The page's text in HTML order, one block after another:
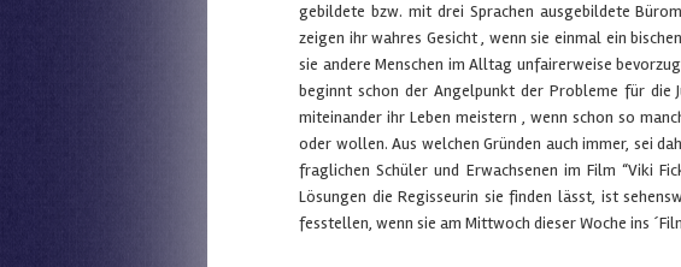
gebildete bzw. mit drei Sprachen ausgebildete
zeigen ihr wahres Gesicht , wenn sie einmal ein
sie andere Menschen im Alltag unfairerweise
beginnt schon der Angelpunkt der Probleme für die
miteinander ihr Leben meistern , wenn schon so
oder wollen. Aus welchen Gründen auch immer, sei
fraglichen Schüler und Erwachsenen im Film “Viki
Lösungen die Regisseurin sie finden lässt, ist
fesstellen, wenn sie am Mittwoch dieser Woche ins